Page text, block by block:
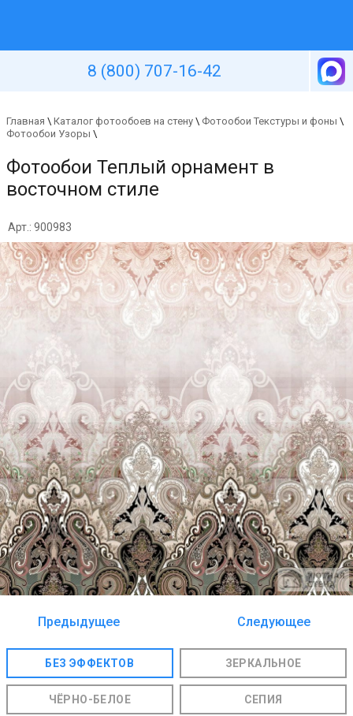
8 (800) 707-16-42
Главная \ Каталог фотообоев на стену \ Фотообои Текстуры и фоны \
Фотообои Узоры \
Фотообои Теплый орнамент в
восточном стиле
Арт.: 900983
Предыдущее
Следующее
БЕЗ ЭФФЕКТОВ ЗЕРКАЛЬНОЕ
ЧЁРНО-БЕЛОЕ СЕПИЯ